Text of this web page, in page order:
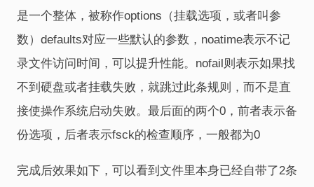
是一个整体，被称作options（挂载选项，或者叫参
数）defaults对应一些默认的参数，noatime表示不记
录文件访问时间，可以提升性能。nofail则表示如果找
不到硬盘或者挂载失败，就跳过此条规则，而不是直
接使操作系统启动失败。最后面的两个0，前者表示备
份选项，后者表示fsck的检查顺序，一般都为0
完成后效果如下，可以看到文件里本身已经自带了2条